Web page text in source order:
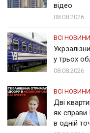
відео
08.08.2026
ВСІ НОВИНИ
у трьох
08.08.2026
ВСІ НОВИНИ
Дві
як справи
в одній